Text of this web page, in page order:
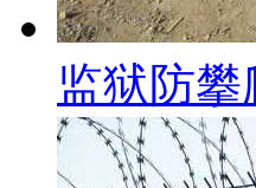
监狱防